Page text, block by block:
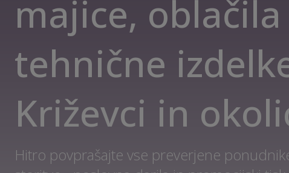
majice,
tehnične
Križevci in
Hitro povprašajte vse preverjene